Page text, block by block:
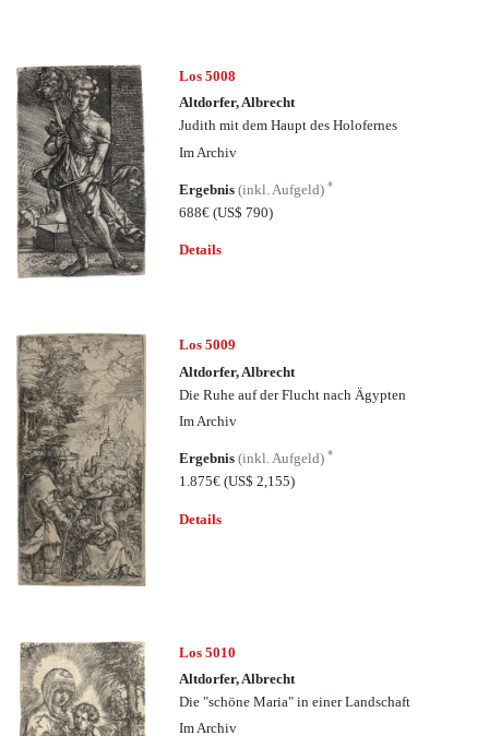
Los 5008
Altdorfer, Albrecht
Judith mit dem Haupt des Holofernes
Im Archiv
Ergebnis(inkl. Aufgeld)*
688€(US$ 790)
Details
Los 5009
Altdorfer, Albrecht
Die Ruhe auf der Flucht nach Ägypten
Im Archiv
Ergebnis(inkl. Aufgeld)*
1.875€(US$ 2,155)
Details
Los 5010
Altdorfer, Albrecht
Die "schöne Maria" in einer Landschaft
Im Archiv